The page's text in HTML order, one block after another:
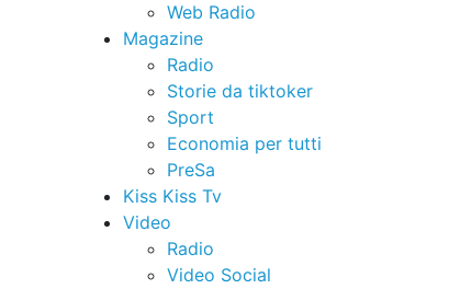
Web Radio
Magazine
Radio
Storie da tiktoker
Sport
Economia per tutti
PreSa
Kiss Kiss Tv
Video
Radio
Video Social